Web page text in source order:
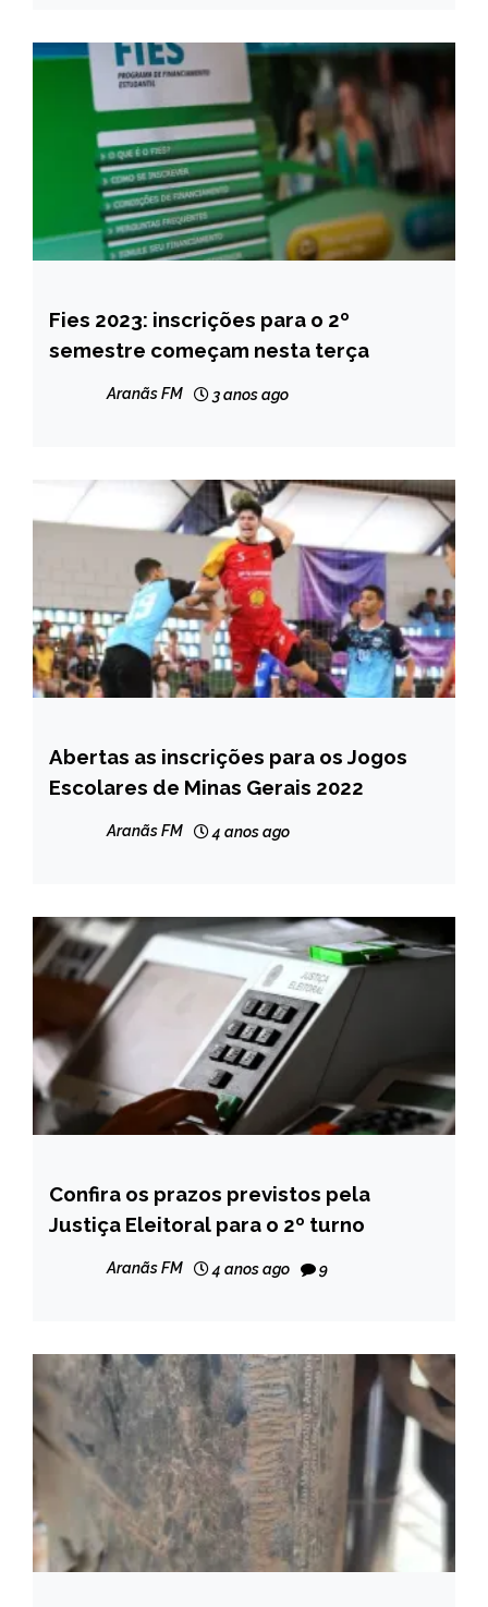
BRASIL
CAPELINHA
Fies 2023: inscrições para o 2º
semestre começam nesta terça
Aranãs FM 3 anos ago
MINAS
GERAIS
NOTÍCIAS
Abertas as inscrições para os Jogos
Escolares de Minas Gerais 2022
Aranãs FM 4 anos ago
BRASIL
NOTÍCIAS
Confira os prazos previstos pela
Justiça Eleitoral para o 2º turno
Aranãs FM 4 anos ago 9